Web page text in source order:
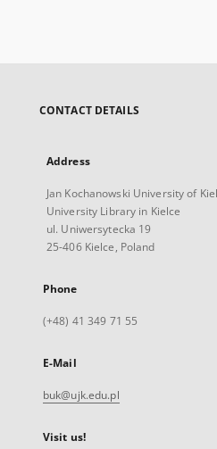
CONTACT DETAILS
Address
Jan Kochanowski University of
University Library in Kielce
ul. Uniwersytecka 19
25-406 Kielce, Poland
Phone
(+48) 41 349 71 55
E-Mail
buk@ujk.edu.pl
Visit us!